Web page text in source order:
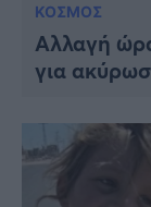
ΚΟΣΜΟΣ
Αλλαγή
για